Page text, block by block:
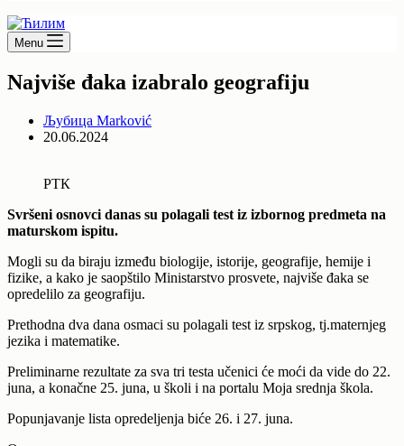
Menu
Najviše đaka izabralo geografiju
Љубица Marković
20.06.2024
РТК
Svršeni osnovci danas su polagali test iz izbornog predmeta na
maturskom ispitu.
Mogli su da biraju između biologije, istorije, geografije, hemije i
fizike, a kako je saopštilo Ministarstvo prosvete, najviše đaka se
opredelilo za geografiju.
Prethodna dva dana osmaci su polagali test iz srpskog, tj.maternjeg
jezika i matematike.
Preliminarne rezultate za sva tri testa učenici će moći da vide do 22.
juna, a konačne 25. juna, u školi i na portalu Moja srednja škola.
Popunjavanje lista opredeljenja biće 26. i 27. juna.